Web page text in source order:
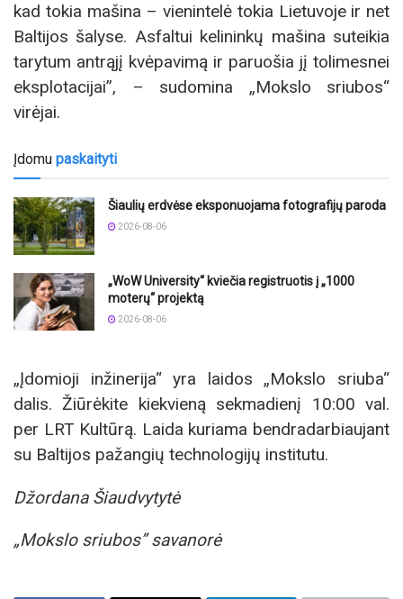
kad tokia mašina – vienintelė tokia Lietuvoje ir net
Baltijos šalyse. Asfaltui kelininkų mašina suteikia
tarytum antrąjį kvėpavimą ir paruošia jį tolimesnei
eksplotacijai”, – sudomina „Mokslo sriubos“
virėjai.
Įdomu paskaityti
Šiaulių erdvėse eksponuojama fotografijų paroda
2026-08-06
„WoW University“ kviečia registruotis į „1000
moterų“ projektą
2026-08-06
„Įdomioji inžinerija“ yra laidos „Mokslo sriuba“
dalis. Žiūrėkite kiekvieną sekmadienį 10:00 val.
per LRT Kultūrą. Laida kuriama bendradarbiaujant
su Baltijos pažangių technologijų institutu.
Džordana Šiaudvytytė
„Mokslo sriubos” savanorė